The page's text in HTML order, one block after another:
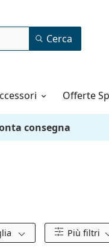
Cerca
offerte
consegna
Più filtri